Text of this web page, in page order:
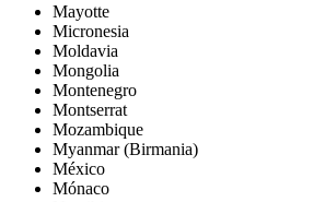
Mayotte
Micronesia
Moldavia
Mongolia
Montenegro
Montserrat
Mozambique
Myanmar (Birmania)
México
Mónaco